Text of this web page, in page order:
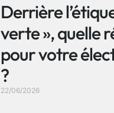
Derrière
verte », quelle
pour votre
?
22/06/2026